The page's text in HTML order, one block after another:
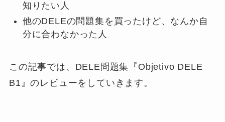
知りたい人
他のDELEの問題集を買ったけど、なんか自
分に合わなかった人
この記事では、DELE問題集『Objetivo DELE
B1』のレビューをしていきます。